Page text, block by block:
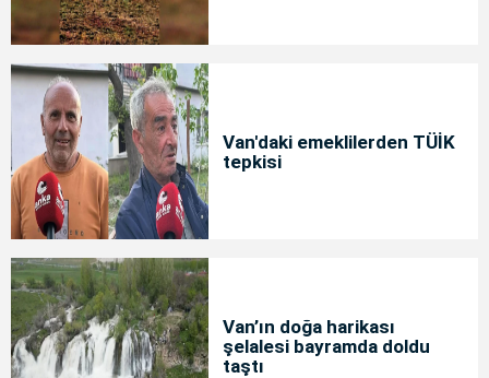
Van'daki emeklilerden TÜİK
tepkisi
Van’ın doğa harikası
şelalesi bayramda doldu
taştı